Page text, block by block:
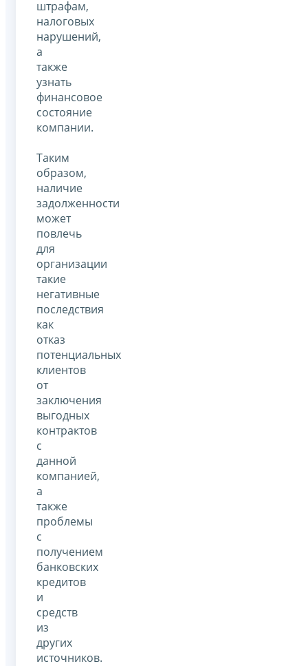
штрафам,
налоговых
нарушений,
а
также
узнать
финансовое
состояние
компании.
Таким
образом,
наличие
задолженности
может
повлечь
для
организации
такие
негативные
последствия
как
отказ
потенциальных
клиентов
от
заключения
выгодных
контрактов
с
данной
компанией,
а
также
проблемы
с
получением
банковских
кредитов
и
средств
из
других
источников.